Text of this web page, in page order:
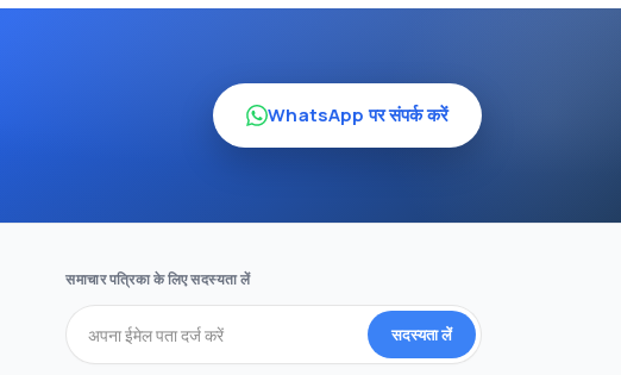
WhatsApp पर संपर्क करें
समाचार पत्रिका के लिए सदस्यता लें
सदस्यता लें